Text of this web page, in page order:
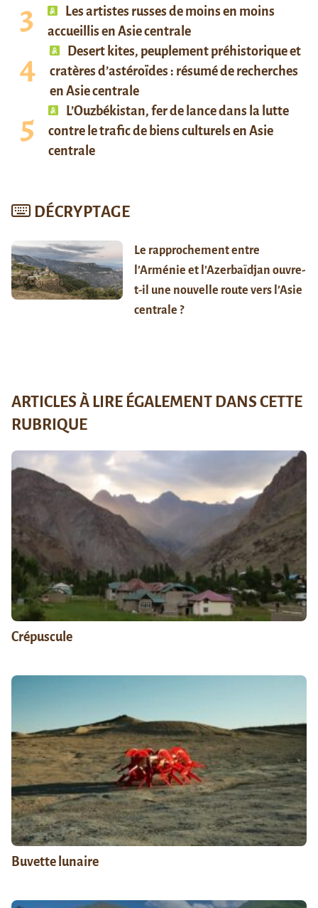
Les artistes russes de moins en moins
accueillis en Asie centrale
Desert kites, peuplement préhistorique et
cratères d’astéroïdes : résumé de recherches
en Asie centrale
L’Ouzbékistan, fer de lance dans la lutte
contre le trafic de biens culturels en Asie
centrale
DÉCRYPTAGE
Le rapprochement entre
l’Arménie et l’Azerbaïdjan ouvre-
t-il une nouvelle route vers l’Asie
centrale ?
ARTICLES À LIRE ÉGALEMENT DANS CETTE
RUBRIQUE
Crépuscule
Buvette lunaire